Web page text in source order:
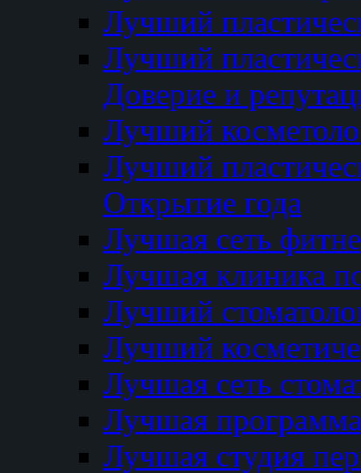
Лучший
Лучший
Доверие и
Лучший
Лучший
Открытие года
Лучшая сеть
Лучшая клиника
Лучший
Лучший
Лучшая сеть
Лучшая программа
Лучшая студия